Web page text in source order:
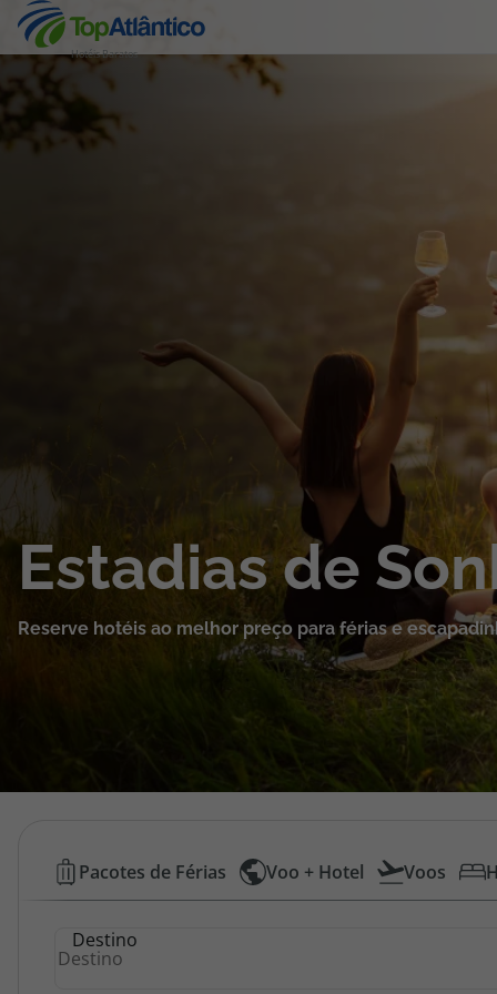
Hotéis Baratos
Destinos
Pacotes de Férias
Cruzeiros
Promoções
Área de Cliente
Estadias de
Reserve hotéis ao melhor preço para férias e
Hotéis
Baratos
Pacotes de Férias Voo + Hotel Voos
Destino